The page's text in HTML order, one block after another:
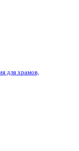
для храмов,